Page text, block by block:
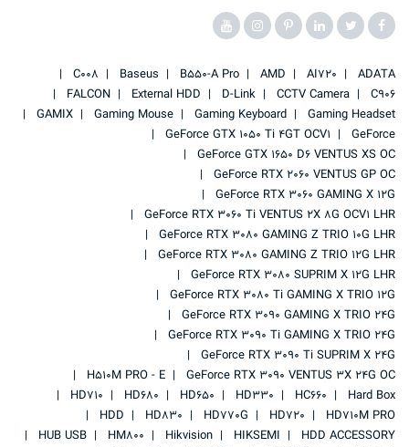
ADATA
AI720
AMD
B550-A Pro
Baseus
C008
C906
CCTV Camera
D-Link
External HDD
FALCON
Gaming Headset
Gaming Keyboard
Gaming Mouse
GAMIX
GeForce
GeForce GTX 1050 Ti 4GT OCV1
GeForce GTX 1650 D6 VENTUS XS OC
GeForce RTX 2060 VENTUS GP OC
GeForce RTX 3060 GAMING X 12G
GeForce RTX 3060 Ti VENTUS 2X 8G OCV1 LHR
GeForce RTX 3080 GAMING Z TRIO 10G LHR
GeForce RTX 3080 GAMING Z TRIO 12G LHR
GeForce RTX 3080 SUPRIM X 12G LHR
GeForce RTX 3080 Ti GAMING X TRIO 12G
GeForce RTX 3090 GAMING X TRIO 24G
GeForce RTX 3090 Ti GAMING X TRIO 24G
GeForce RTX 3090 Ti SUPRIM X 24G
GeForce RTX 3090 VENTUS 3X 24G OC
H510M PRO - E
Hard Box
HC660
HD330
HD650
HD680
HD710
HD710M PRO
HD720
HD770G
HD830
HDD
HDD ACCESSORY
HIKSEMI
Hikvision
HM800
HUB USB